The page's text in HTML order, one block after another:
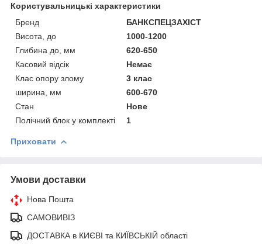
Користувальницькі характеристики
Бренд
БАНКСПЕЦЗАХІСТ
Висота, до
1000-1200
Глибина до, мм
620-650
Касовий відсік
Немає
Клас опору злому
3 клас
ширина, мм
600-670
Стан
Нове
Полічний блок у комплекті
1
Приховати
Умови доставки
Нова Пошта
САМОВИВІЗ
ДОСТАВКА в КИЄВІ та КИЇВСЬКІЙ області